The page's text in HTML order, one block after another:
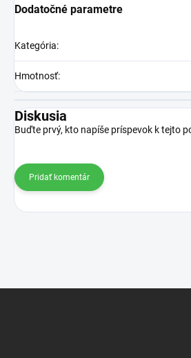
Dodatočné parametre
Kategória:
Hmotnosť:
Diskusia
Buďte prvý, kto napíše príspevok k tejto
Pridať komentár